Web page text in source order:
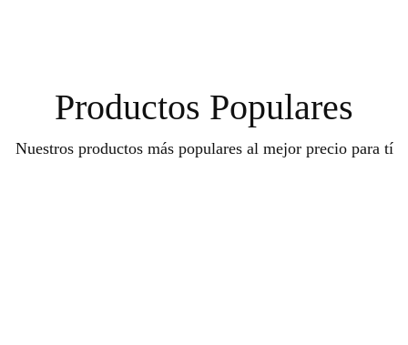
Productos Populares
Nuestros productos más populares al mejor precio para tí